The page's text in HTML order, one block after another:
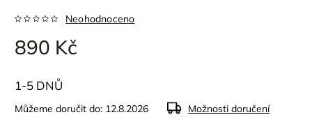
Neohodnoceno
890 Kč
1-5 DNŮ
Můžeme doručit do: 12.8.2026 Možnosti doručení